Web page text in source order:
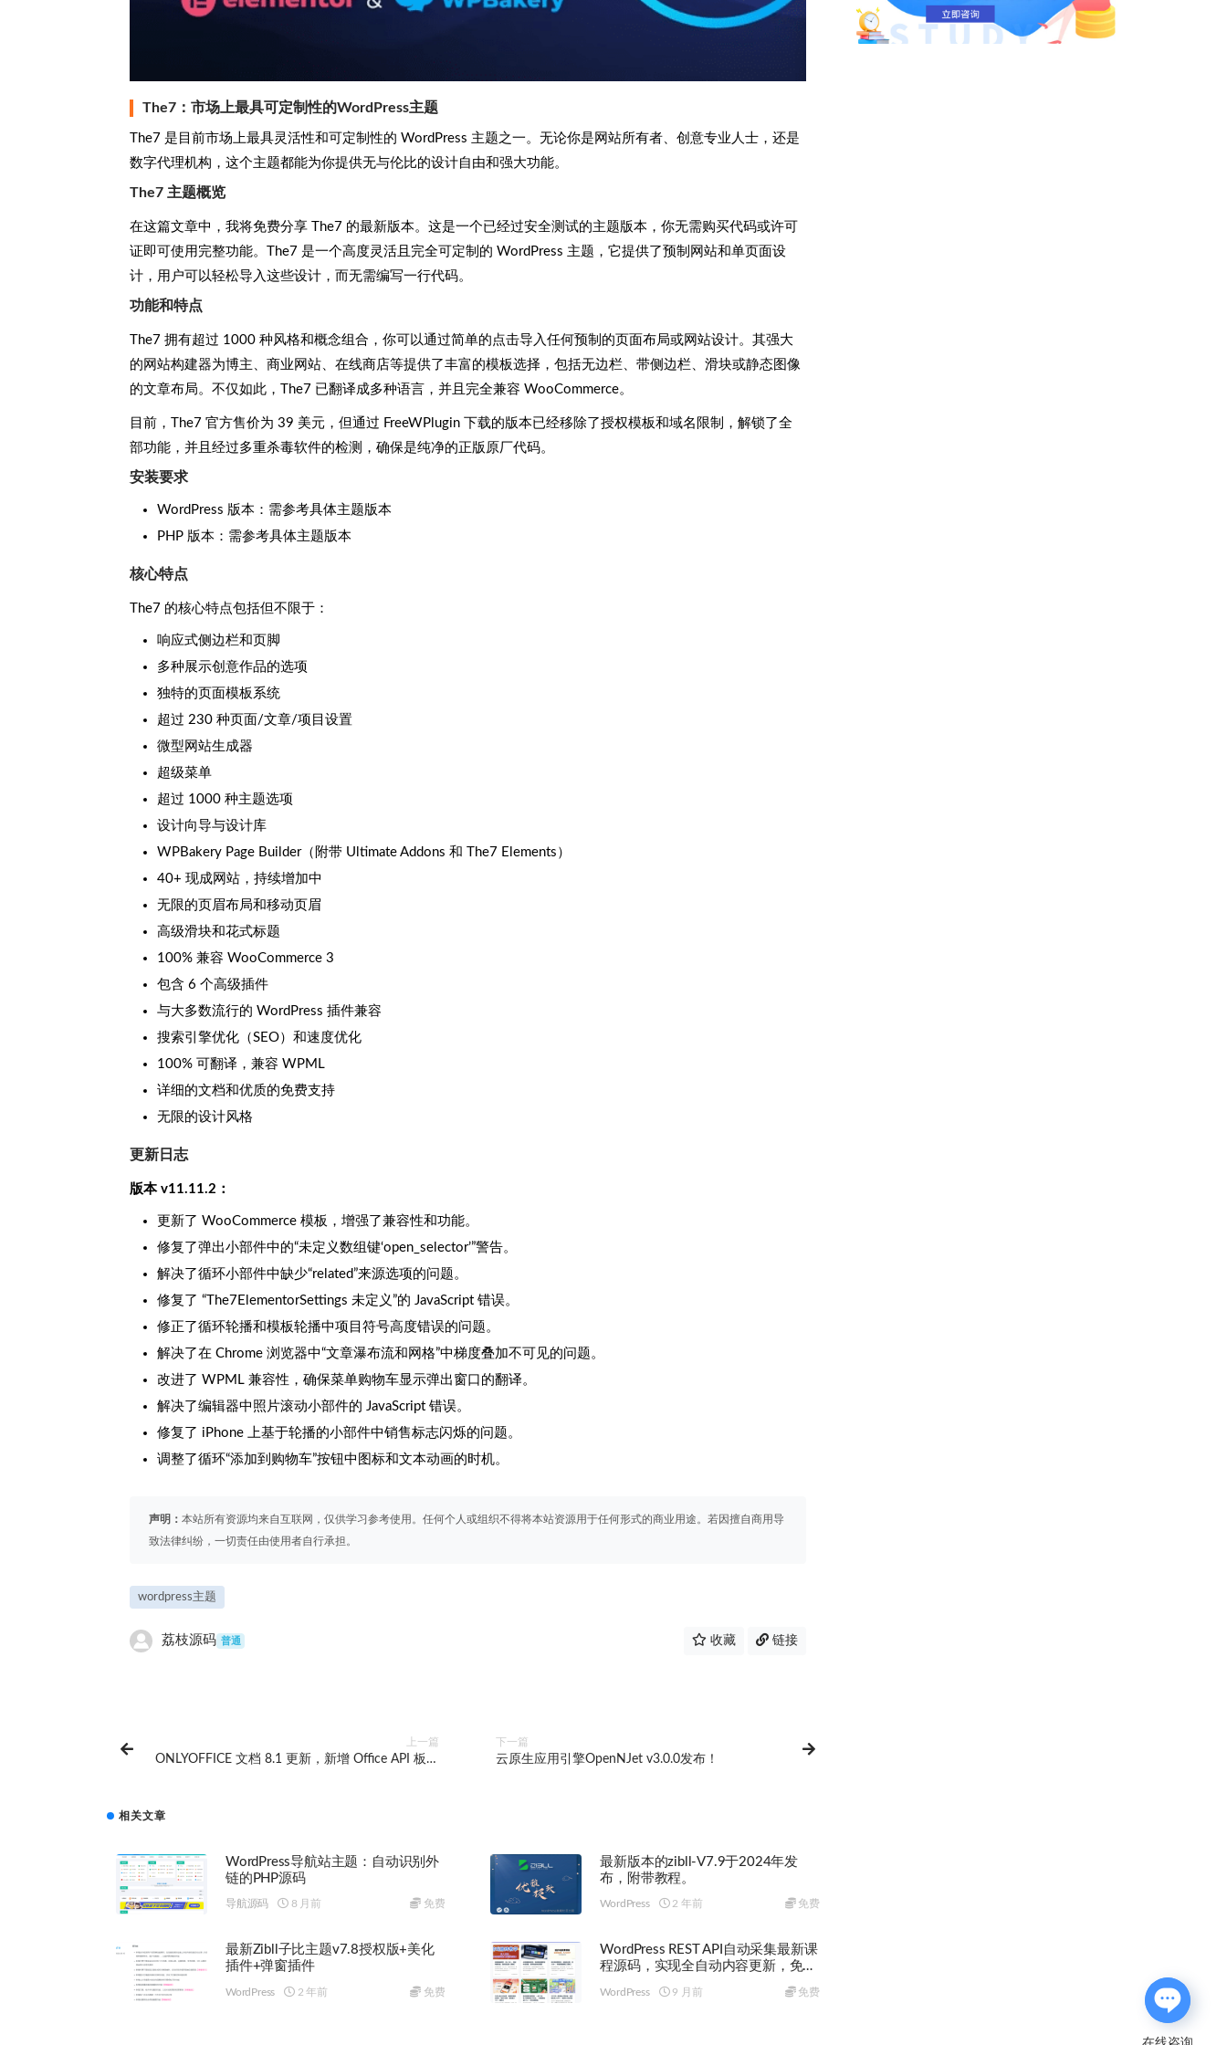
The7：市场上最具可定制性的WordPress主题
The7 是目前市场上最具灵活性和可定制性的 WordPress 主题之一。无论你是网站所有者、创意专业人士，还是
数字代理机构，这个主题都能为你提供无与伦比的设计自由和强大功能。
The7 主题概览
在这篇文章中，我将免费分享 The7 的最新版本。这是一个已经过安全测试的主题版本，你无需购买代码或许可
证即可使用完整功能。The7 是一个高度灵活且完全可定制的 WordPress 主题，它提供了预制网站和单页面设
计，用户可以轻松导入这些设计，而无需编写一行代码。
功能和特点
The7 拥有超过 1000 种风格和概念组合，你可以通过简单的点击导入任何预制的页面布局或网站设计。其强大
的网站构建器为博主、商业网站、在线商店等提供了丰富的模板选择，包括无边栏、带侧边栏、滑块或静态图像
的文章布局。不仅如此，The7 已翻译成多种语言，并且完全兼容 WooCommerce。
目前，The7 官方售价为 39 美元，但通过 FreeWPlugin 下载的版本已经移除了授权模板和域名限制，解锁了全
部功能，并且经过多重杀毒软件的检测，确保是纯净的正版原厂代码。
安装要求
WordPress 版本：需参考具体主题版本
PHP 版本：需参考具体主题版本
核心特点
The7 的核心特点包括但不限于：
响应式侧边栏和页脚
多种展示创意作品的选项
独特的页面模板系统
超过 230 种页面/文章/项目设置
微型网站生成器
超级菜单
超过 1000 种主题选项
设计向导与设计库
WPBakery Page Builder（附带 Ultimate Addons 和 The7 Elements）
40+ 现成网站，持续增加中
无限的页眉布局和移动页眉
高级滑块和花式标题
100% 兼容 WooCommerce 3
包含 6 个高级插件
与大多数流行的 WordPress 插件兼容
搜索引擎优化（SEO）和速度优化
100% 可翻译，兼容 WPML
详细的文档和优质的免费支持
无限的设计风格
更新日志
版本 v11.11.2：
更新了 WooCommerce 模板，增强了兼容性和功能。
修复了弹出小部件中的“未定义数组键‘open_selector’”警告。
解决了循环小部件中缺少“related”来源选项的问题。
修复了 “The7ElementorSettings 未定义”的 JavaScript 错误。
修正了循环轮播和模板轮播中项目符号高度错误的问题。
解决了在 Chrome 浏览器中“文章瀑布流和网格”中梯度叠加不可见的问题。
改进了 WPML 兼容性，确保菜单购物车显示弹出窗口的翻译。
解决了编辑器中照片滚动小部件的 JavaScript 错误。
修复了 iPhone 上基于轮播的小部件中销售标志闪烁的问题。
调整了循环“添加到购物车”按钮中图标和文本动画的时机。
声明： 本站所有资源均来自互联网，仅供学习参考使用。任何个人或组织不得将本站资源用于任何形式的商业用途。若因擅自商用导
致法律纠纷，一切责任由使用者自行承担。
wordpress主题
荔枝源码 普通 收藏 链接
上一篇
ONLYOFFICE 文档 8.1 更新，新增 Office API 板块
下一篇
云原生应用引擎OpenNJet v3.0.0发布！
相关文章
WordPress导航站主题：自动识别外
链的PHP源码
导航源码 8 月前 免费
最新版本的zibll-V7.9于2024年发
布，附带教程。
WordPress 2 年前 免费
最新Zibll子比主题v7.8授权版+美化
插件+弹窗插件
WordPress 2 年前 免费
WordPress REST API自动采集最新课
程源码，实现全自动内容更新，免手
WordPress 9 月前 免费